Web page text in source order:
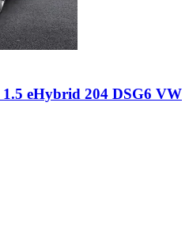
1.5 eHybrid 204 DSG6 VW